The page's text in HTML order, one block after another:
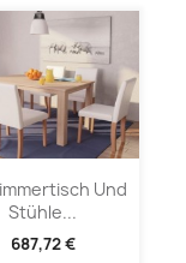
Und
Stühle...
687,72 €